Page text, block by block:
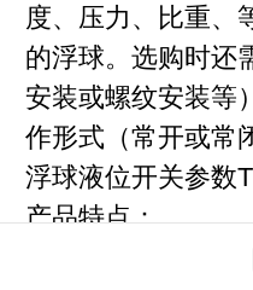
度、压力、比重、
的浮球。选购时还
安装或螺纹安装等
作形式（常开或常
浮球液位开关参数
产品特点：
磁簧开关触点材料